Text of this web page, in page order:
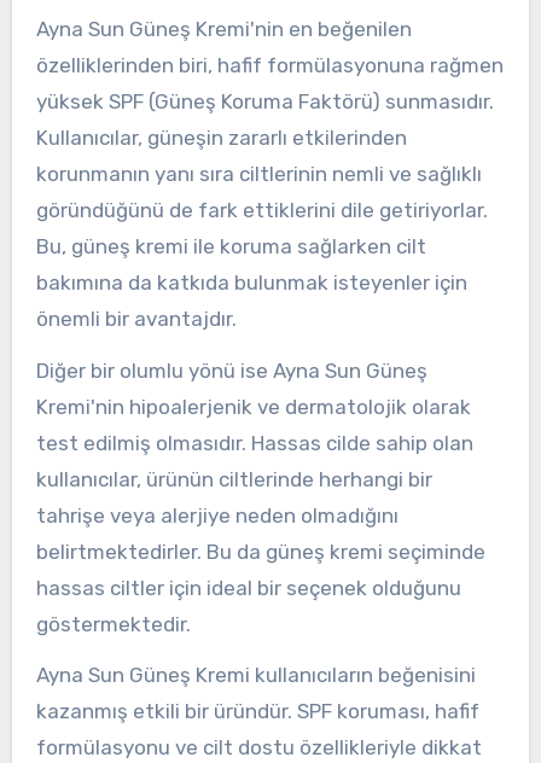
Ayna Sun Güneş Kremi'nin en beğenilen
özelliklerinden biri, hafif formülasyonuna rağmen
yüksek SPF (Güneş Koruma Faktörü) sunmasıdır.
Kullanıcılar, güneşin zararlı etkilerinden
korunmanın yanı sıra ciltlerinin nemli ve sağlıklı
göründüğünü de fark ettiklerini dile getiriyorlar.
Bu, güneş kremi ile koruma sağlarken cilt
bakımına da katkıda bulunmak isteyenler için
önemli bir avantajdır.
Diğer bir olumlu yönü ise Ayna Sun Güneş
Kremi'nin hipoalerjenik ve dermatolojik olarak
test edilmiş olmasıdır. Hassas cilde sahip olan
kullanıcılar, ürünün ciltlerinde herhangi bir
tahrişe veya alerjiye neden olmadığını
belirtmektedirler. Bu da güneş kremi seçiminde
hassas ciltler için ideal bir seçenek olduğunu
göstermektedir.
Ayna Sun Güneş Kremi kullanıcıların beğenisini
kazanmış etkili bir üründür. SPF koruması, hafif
formülasyonu ve cilt dostu özellikleriyle dikkat